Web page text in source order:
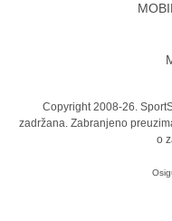
Copyright 2008-26.
zadržana. Zabranjeno
o